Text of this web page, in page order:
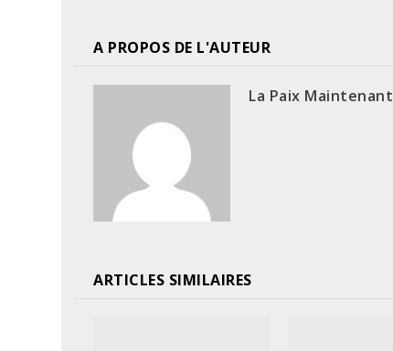
A PROPOS DE L'AUTEUR
La Paix Maintenant
ARTICLES SIMILAIRES